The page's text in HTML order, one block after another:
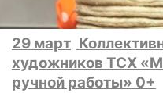
29 март
художников ТСХ
ручной работы» 0+